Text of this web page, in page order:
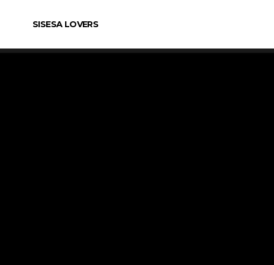
SISESA LOVERS